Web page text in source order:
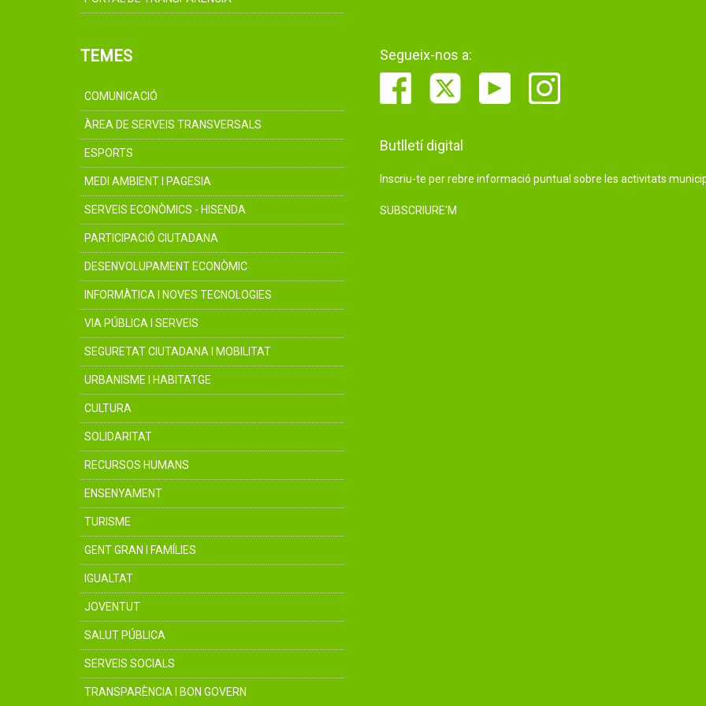
TEMES
COMUNICACIÓ
ÀREA DE SERVEIS TRANSVERSALS
ESPORTS
MEDI AMBIENT I PAGESIA
SERVEIS ECONÒMICS - HISENDA
PARTICIPACIÓ CIUTADANA
DESENVOLUPAMENT ECONÒMIC
INFORMÀTICA I NOVES TECNOLOGIES
VIA PÚBLICA I SERVEIS
SEGURETAT CIUTADANA I MOBILITAT
URBANISME I HABITATGE
CULTURA
SOLIDARITAT
RECURSOS HUMANS
ENSENYAMENT
TURISME
GENT GRAN I FAMÍLIES
IGUALTAT
JOVENTUT
SALUT PÚBLICA
SERVEIS SOCIALS
TRANSPARÈNCIA I BON GOVERN
Segueix-nos a:
Butlletí digital
Inscriu-te per rebre informació puntual sobre les activitats
SUBSCRIURE'M